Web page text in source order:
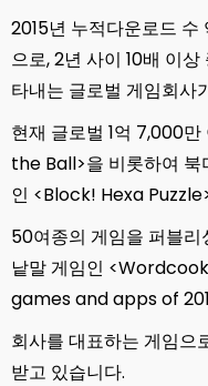
2015년 누적다운로드
으로, 2년 사이 10배 이
타내는 글로벌 게임회사
현재 글로벌 1억 7,000
the Ball>을 비롯하여 북
인 <Block! Hexa
50여종의 게임을 퍼블리
낱말 게임인
games and apps of
회사를 대표하는 게임으
받고 있습니다.